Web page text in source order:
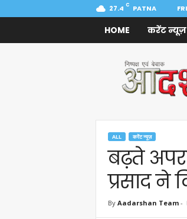
27.4 C PATNA
HOME करेंट न्यूज़
Samachar
ALL करेंट न्यूज़
बढ़ते
प्रसाद ने
By Aadarshan Team-